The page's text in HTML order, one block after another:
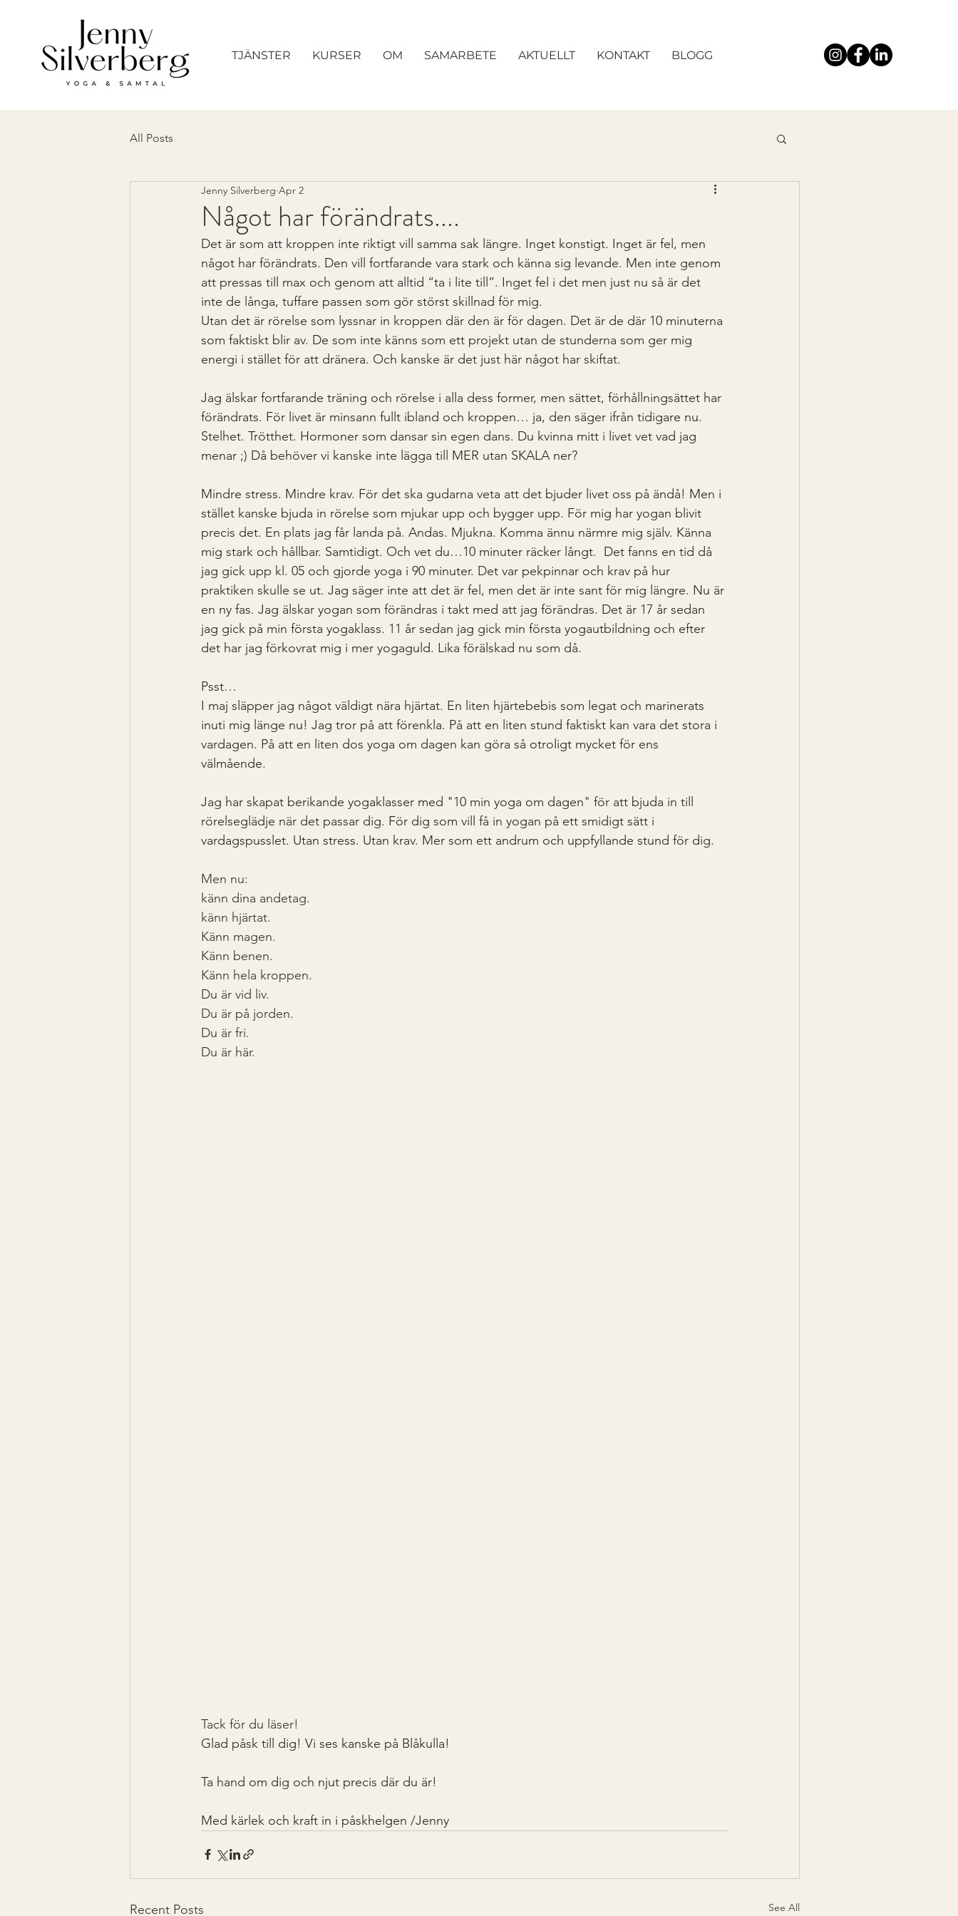
TJÄNSTER KURSER OM SAMARBETE AKTUELLT KONTAKT BLOGG
All Posts
Något har förändrats....
Jenny Silverberg Apr 2
Det är som att kroppen inte riktigt vill samma sak längre. Inget konstigt. Inget är fel, men
något har förändrats. Den vill fortfarande vara stark och känna sig levande. Men inte genom
att pressas till max och genom att alltid “ta i lite till”. Inget fel i det men just nu så är det
inte de långa, tuffare passen som gör störst skillnad för mig.
Utan det är rörelse som lyssnar in kroppen där den är för dagen. Det är de där 10 minuterna
som faktiskt blir av. De som inte känns som ett projekt utan de stunderna som ger mig
energi i stället för att dränera. Och kanske är det just här något har skiftat.
Jag älskar fortfarande träning och rörelse i alla dess former, men sättet, förhållningsättet har
förändrats. För livet är minsann fullt ibland och kroppen… ja, den säger ifrån tidigare nu.
Stelhet. Trötthet. Hormoner som dansar sin egen dans. Du kvinna mitt i livet vet vad jag
menar ;) Då behöver vi kanske inte lägga till MER utan SKALA ner?
Mindre stress. Mindre krav. För det ska gudarna veta att det bjuder livet oss på ändå! Men i
stället kanske bjuda in rörelse som mjukar upp och bygger upp. För mig har yogan blivit
precis det. En plats jag får landa på. Andas. Mjukna. Komma ännu närmre mig själv. Känna
mig stark och hållbar. Samtidigt. Och vet du…10 minuter räcker långt.  Det fanns en tid då
jag gick upp kl. 05 och gjorde yoga i 90 minuter. Det var pekpinnar och krav på hur
praktiken skulle se ut. Jag säger inte att det är fel, men det är inte sant för mig längre. Nu är
en ny fas. Jag älskar yogan som förändras i takt med att jag förändras. Det är 17 år sedan
jag gick på min första yogaklass. 11 år sedan jag gick min första yogautbildning och efter
det har jag förkovrat mig i mer yogaguld. Lika förälskad nu som då.
Psst…
I maj släpper jag något väldigt nära hjärtat. En liten hjärtebebis som legat och marinerats
inuti mig länge nu! Jag tror på att förenkla. På att en liten stund faktiskt kan vara det stora i
vardagen. På att en liten dos yoga om dagen kan göra så otroligt mycket för ens
välmående.
Jag har skapat berikande yogaklasser med "10 min yoga om dagen" för att bjuda in till
rörelseglädje när det passar dig. För dig som vill få in yogan på ett smidigt sätt i
vardagspusslet. Utan stress. Utan krav. Mer som ett andrum och uppfyllande stund för dig.
Men nu:
känn dina andetag.
känn hjärtat.
Känn magen.
Känn benen.
Känn hela kroppen.
Du är vid liv.
Du är på jorden.
Du är fri.
Du är här.
Tack för du läser!
Glad påsk till dig! Vi ses kanske på Blåkulla!
Ta hand om dig och njut precis där du är!
Med kärlek och kraft in i påskhelgen /Jenny
Recent Posts See All